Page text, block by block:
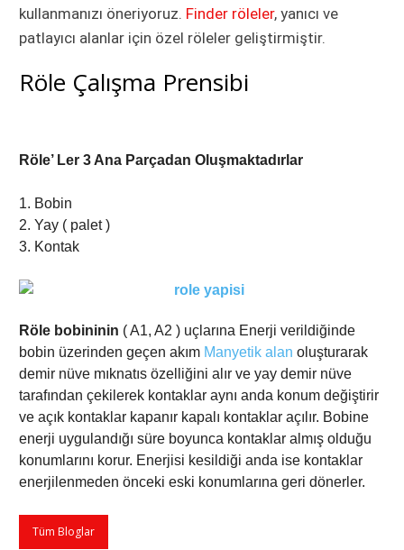
kullanmanızı öneriyoruz. Finder röleler, yanıcı ve
patlayıcı alanlar için özel röleler geliştirmiştir.
Röle Çalışma Prensibi
Röle’ Ler 3 Ana Parçadan Oluşmaktadırlar
1. Bobin
2. Yay ( palet )
3. Kontak
Röle bobininin ( A1, A2 ) uçlarına Enerji verildiğinde
bobin üzerinden geçen akım Manyetik alan oluşturarak
demir nüve mıknatıs özelliğini alır ve yay demir nüve
tarafından çekilerek kontaklar aynı anda konum değiştirir
ve açık kontaklar kapanır kapalı kontaklar açılır. Bobine
enerji uygulandığı süre boyunca kontaklar almış olduğu
konumlarını korur. Enerjisi kesildiği anda ise kontaklar
enerjilenmeden önceki eski konumlarına geri dönerler.
Tüm Bloglar